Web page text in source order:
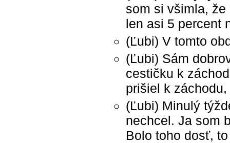
som si všimla,
len asi 5 percent
(Ľubi) V tomto
(Ľubi) Sám
cestičku k
prišiel k
(Ľubi) Minulý
nechcel. Ja som
Bolo toho dosť,